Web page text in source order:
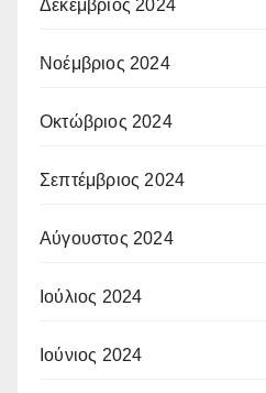
Δεκέμβριος 2024
Νοέμβριος 2024
Οκτώβριος 2024
Σεπτέμβριος 2024
Αύγουστος 2024
Ιούλιος 2024
Ιούνιος 2024